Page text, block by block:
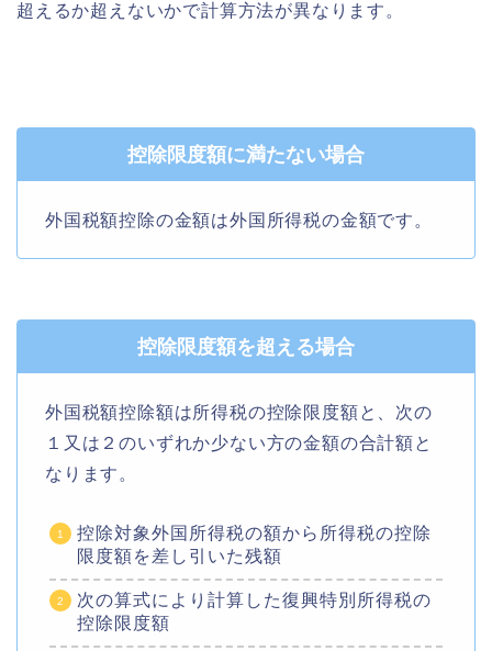
超えるか超えないかで計算方法が異なります。
控除限度額に満たない場合
外国税額控除の金額は外国所得税の金額です。
控除限度額を超える場合
外国税額控除額は所得税の控除限度額と、次の
１又は２のいずれか少ない方の金額の合計額と
なります。
控除対象外国所得税の額から所得税の控除
限度額を差し引いた残額
次の算式により計算した復興特別所得税の
控除限度額